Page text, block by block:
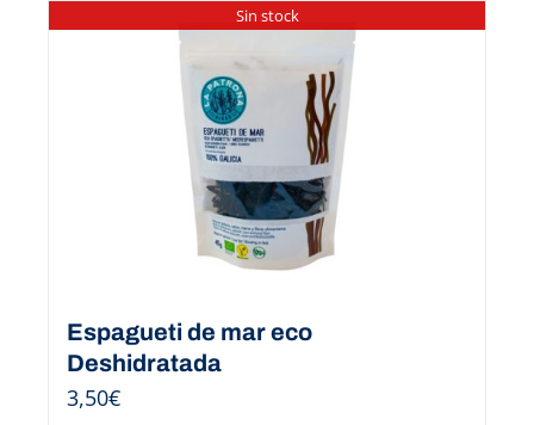
Sin stock
Espagueti de mar eco
Deshidratada
3,50€